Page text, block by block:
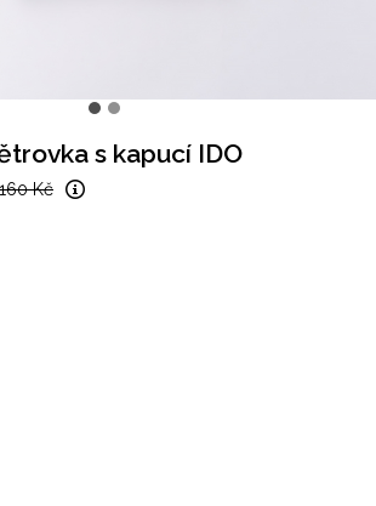
s kapucí IDO
Kč